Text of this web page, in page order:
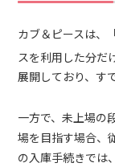
カブ＆ピースは、
スを利用した分だ
展開しており、す
一方で、未上場の
場を目指す場合、
の入庫手続きでは